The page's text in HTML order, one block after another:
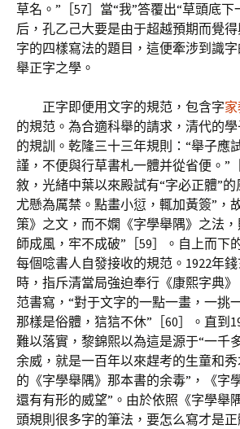
草名。”［57］當“我”答覆出“草頭底下
后，孔乙己大要是由于超越預期而覺
字的四樣寫法的題目，這便牽涉到識
舉正字之學。
正字即便用文字的規范，包含字
的規范。為合適科舉的請求，清代的
的規訓。乾隆三十三年規則：“舉子應
謹，不便與行草書札一體并從省便。”
敘，光緒中葉以來殿試有“字必正體”的
尤懸為厲禁。點畫小愆，輒加黃簽”，
策》之文，而不嫻《字學舉隅》之法，
師成風，牢不成破”［59］。自上而下
每個唸書人自發接收的規范。1922年
時，指斥清當局強迫奉行《康熙字典
范書寫，“對于文字的一點一畫，一挑
那樣是俗體，狺狺不休”［60］。直到
難以落實，黎錦熙以為這是源于“一千
余威，就是一百年以來趕考的生童和
的《字學舉隅》那本書的余毒”，《字
還有有形的威望”。由於依照《字學舉
頭規則很多字的筆法，要怎么寫才是